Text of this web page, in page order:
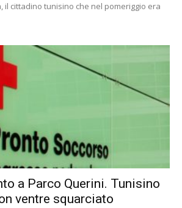
il cittadino tunisino che nel pomeriggio era
a Parco Querini. Tunisino
ventre squarciato